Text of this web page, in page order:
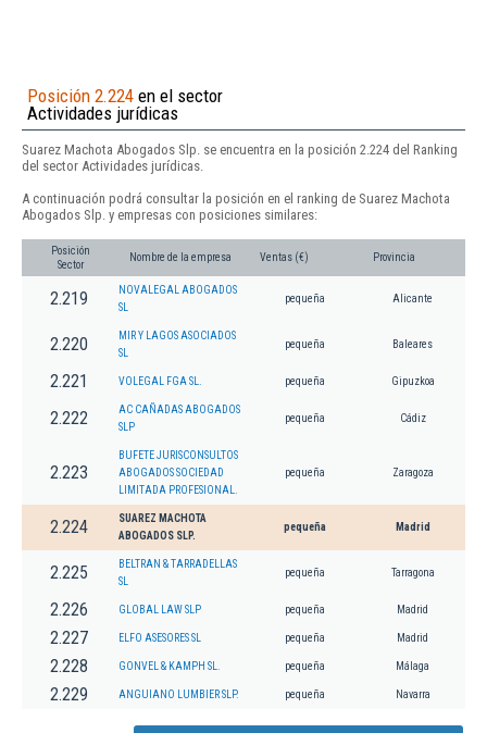
Posición 2.224 en el sector
Actividades jurídicas
Suarez Machota Abogados Slp. se encuentra en la posición 2.224 del Ranking
del sector Actividades jurídicas.
A continuación podrá consultar la posición en el ranking de Suarez Machota
Abogados Slp. y empresas con posiciones similares:
Posición
Sector
Nombre de la empresa Ventas (€) Provincia
2.219
NOVALEGAL ABOGADOS
SL
pequeña Alicante
2.220
MIR Y LAGOS ASOCIADOS
SL
pequeña Baleares
2.221 VOLEGAL FGA SL. pequeña Gipuzkoa
2.222
AC CAÑADAS ABOGADOS
SLP
pequeña Cádiz
2.223
BUFETE JURISCONSULTOS
ABOGADOS SOCIEDAD
LIMITADA PROFESIONAL.
pequeña Zaragoza
2.224
SUAREZ MACHOTA
ABOGADOS SLP.
pequeña Madrid
2.225
BELTRAN & TARRADELLAS
SL
pequeña Tarragona
2.226 GLOBAL LAW SLP pequeña Madrid
2.227 ELFO ASESORES SL pequeña Madrid
2.228 GONVEL & KAMPH SL. pequeña Málaga
2.229 ANGUIANO LUMBIER SLP. pequeña Navarra